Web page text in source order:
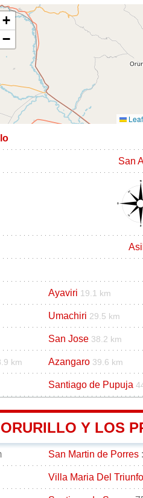
+
−
San
Ayaviri 19.1 km
Umachiri 29.5 km
San Jose 38.2 km
km Azangaro 39.6 km
Santiago de Pupuja
Y LOS
San Martin de Porres
Villa Maria Del Triunfo